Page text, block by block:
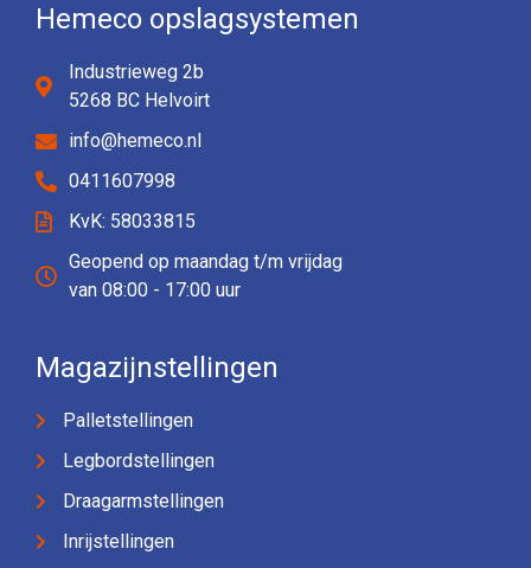
Hemeco opslagsystemen
Industrieweg 2b
5268 BC Helvoirt
info@hemeco.nl
0411607998
KvK: 58033815
Geopend op maandag t/m vrijdag
van 08:00 - 17:00 uur
Magazijnstellingen
Palletstellingen
Legbordstellingen
Draagarmstellingen
Inrijstellingen